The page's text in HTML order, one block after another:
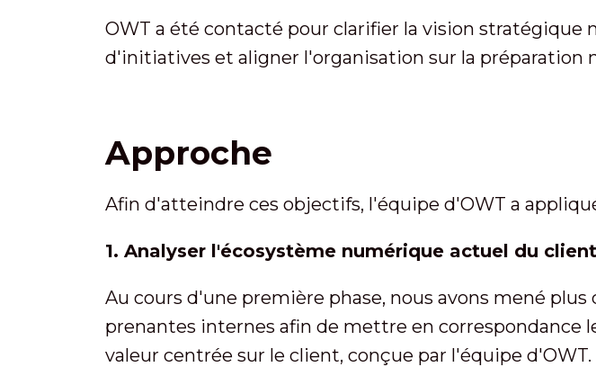
OWT a été contacté pour clarifier la vision
d'initiatives et aligner l'organisation sur la préparation
Approche
Afin d'atteindre ces objectifs, l'équipe d'OWT a
1. Analyser l'écosystème numérique actuel du client
Au cours d'une première phase, nous avons mené
prenantes internes afin de mettre en correspondance
valeur centrée sur le client, conçue par l'équipe d'OWT.